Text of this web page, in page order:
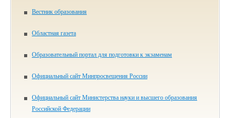
Вестник образования
Областная газета
Образовательный портал для подготовки к экзаменам
Официальный сайт Минпросвещения России
Официальный сайт Министерства науки и высшего образования
Российской Федерации